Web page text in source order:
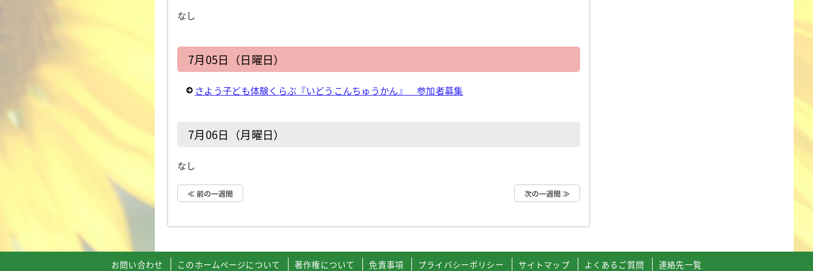
なし
7月05日（日曜日）
さよう子ども体験くらぶ『いどうこんちゅうかん』 参加者募集
7月06日（月曜日）
なし
≪ 前の一週間 次の一週間 ≫
お問い合わせ このホームページについて 著作権について 免責事項 プライバシーポリシー サイトマップ よくあるご質問 連絡先一覧